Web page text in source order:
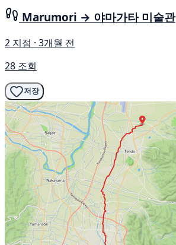
Marumori → 야마가타 미술관
2 지점 · 3개월 전
28 조회
저장